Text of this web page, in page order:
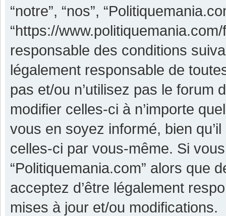
“notre”, “nos”,
“https://
responsable des conditions
légalement responsable de
pas et/ou n’utilisez pas le forum
modifier celles-ci à n’importe
vous en soyez informé, bien
celles-ci par vous-même. Si
“Politiquemania.com” alors que
acceptez d’être légalement
mises à jour et/ou modifications.